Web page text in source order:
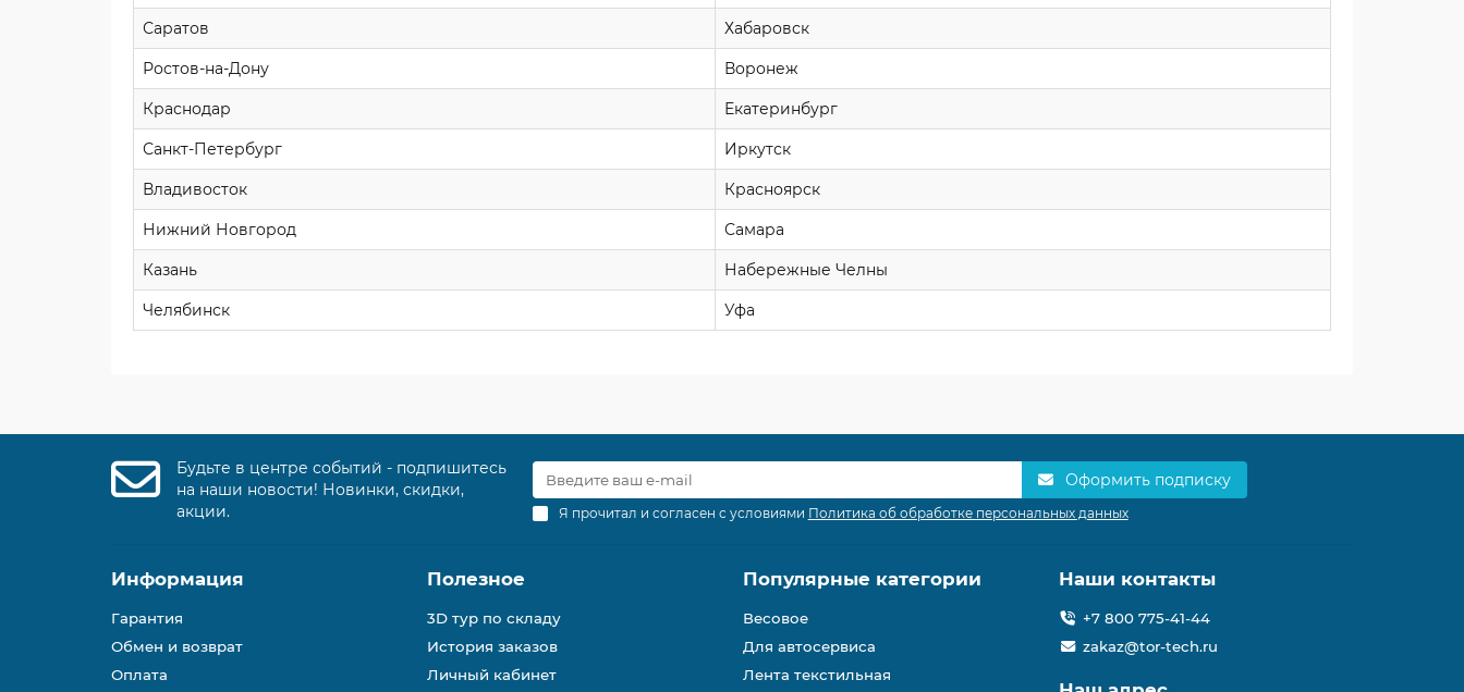
Саратов Хабаровск
Ростов-на-Дону Воронеж
Краснодар Екатеринбург
Санкт-Петербург Иркутск
Владивосток Красноярск
Нижний Новгород Самара
Казань Набережные Челны
Челябинск Уфа
Будьте в центре событий - подпишитесь
на наши новости! Новинки, скидки,
акции.
Оформить подписку
Я прочитал и согласен с условиями Политика об обработке персональных данных
Информация
Гарантия
Обмен и возврат
Оплата
Полезное
3D тур по складу
История заказов
Личный кабинет
Популярные категории
Весовое
Для автосервиса
Лента текстильная
Наши контакты
+7 800 775-41-44
zakaz@tor-tech.ru